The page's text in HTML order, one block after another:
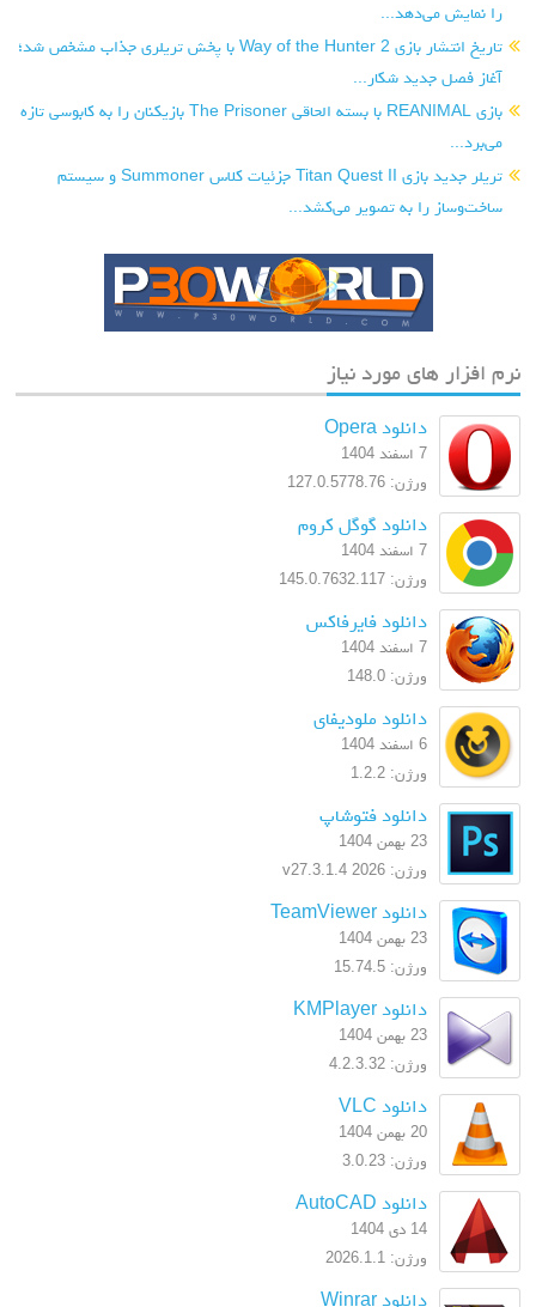
را نمایش می‌دهد...
تاریخ انتشار بازی Way of the Hunter 2 با پخش تریلری جذاب مشخص شد؛
آغاز فصل جدید شکار...
بازی REANIMAL با بسته الحاقی The Prisoner بازیکنان را به کابوسی تازه
می‌برد...
تریلر جدید بازی Titan Quest II جزئیات کلاس Summoner و سیستم
ساخت‌وساز را به تصویر می‌کشد...
نرم افزار های مورد نیاز
دانلود Opera
7 اسفند 1404
ورژن: 127.0.5778.76
دانلود گوگل کروم
7 اسفند 1404
ورژن: 145.0.7632.117
دانلود فایرفاکس
7 اسفند 1404
ورژن: 148.0
دانلود ملودیفای
6 اسفند 1404
ورژن: 1.2.2
دانلود فتوشاپ
23 بهمن 1404
ورژن: 2026 v27.3.1.4
دانلود TeamViewer
23 بهمن 1404
ورژن: 15.74.5
دانلود KMPlayer
23 بهمن 1404
ورژن: 4.2.3.32
دانلود VLC
20 بهمن 1404
ورژن: 3.0.23
دانلود AutoCAD
14 دی 1404
ورژن: 2026.1.1
دانلود Winrar